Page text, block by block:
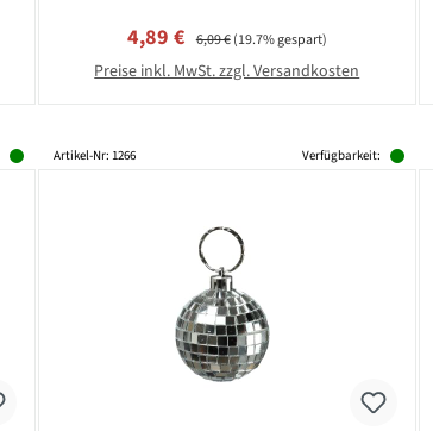
Verkaufspreis:
4,89 € Regulärer Preis:
6,09 €(19.7% gespart)
Preise inkl. MwSt. zzgl. Versandkosten
Artikel-Nr: 1266 Verfügbarkeit: